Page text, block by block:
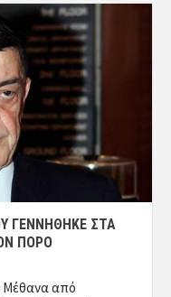
ΓΕΝΝΉΘΗΚΕ ΣΤΑ
ΠΌΡΟ
Μέθανα από